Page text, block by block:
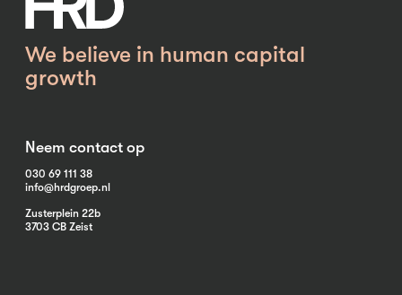
We believe in human capital
growth
Neem contact op
030 69 111 38
info@hrdgroep.nl
Zusterplein 22b
3703 CB Zeist